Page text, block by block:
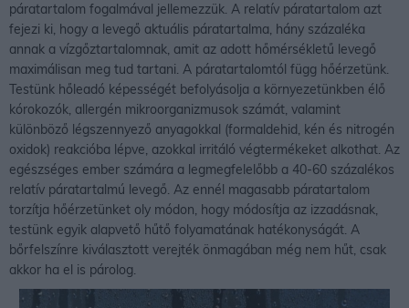
páratartalom fogalmával jellemezzük. A relatív páratartalom azt
fejezi ki, hogy a levegő aktuális páratartalma, hány százaléka
annak a vízgőztartalomnak, amit az adott hőmérsékletű levegő
maximálisan meg tud tartani. A páratartalomtól függ hőérzetünk.
Testünk hőleadó képességét befolyásolja a környezetünkben élő
kórokozók, allergén mikroorganizmusok számát, valamint
különböző légszennyező anyagokkal (formaldehid, kén és nitrogén
oxidok) reakcióba lépve, azokkal irritáló végtermékeket alkothat. Az
egészséges ember számára a legmegfelelőbb a 40-60 százalékos
relatív páratartalmú levegő. Az ennél magasabb páratartalom
torzítja hőérzetünket oly módon, hogy módosítja az izzadásnak,
testünk egyik alapvető hűtő folyamatának hatékonyságát. A
bőrfelszínre kiválasztott verejték önmagában még nem hűt, csak
akkor ha el is párolog.